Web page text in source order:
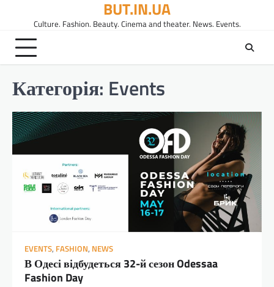
вмісту
BUT.IN.UA
Culture. Fashion. Beauty. Cinema and theater. News. Events.
Категорія: Events
EVENTS, FASHION, NEWS
В Одесі відбудеться 32-й сезон Odessaa
Fashion Day